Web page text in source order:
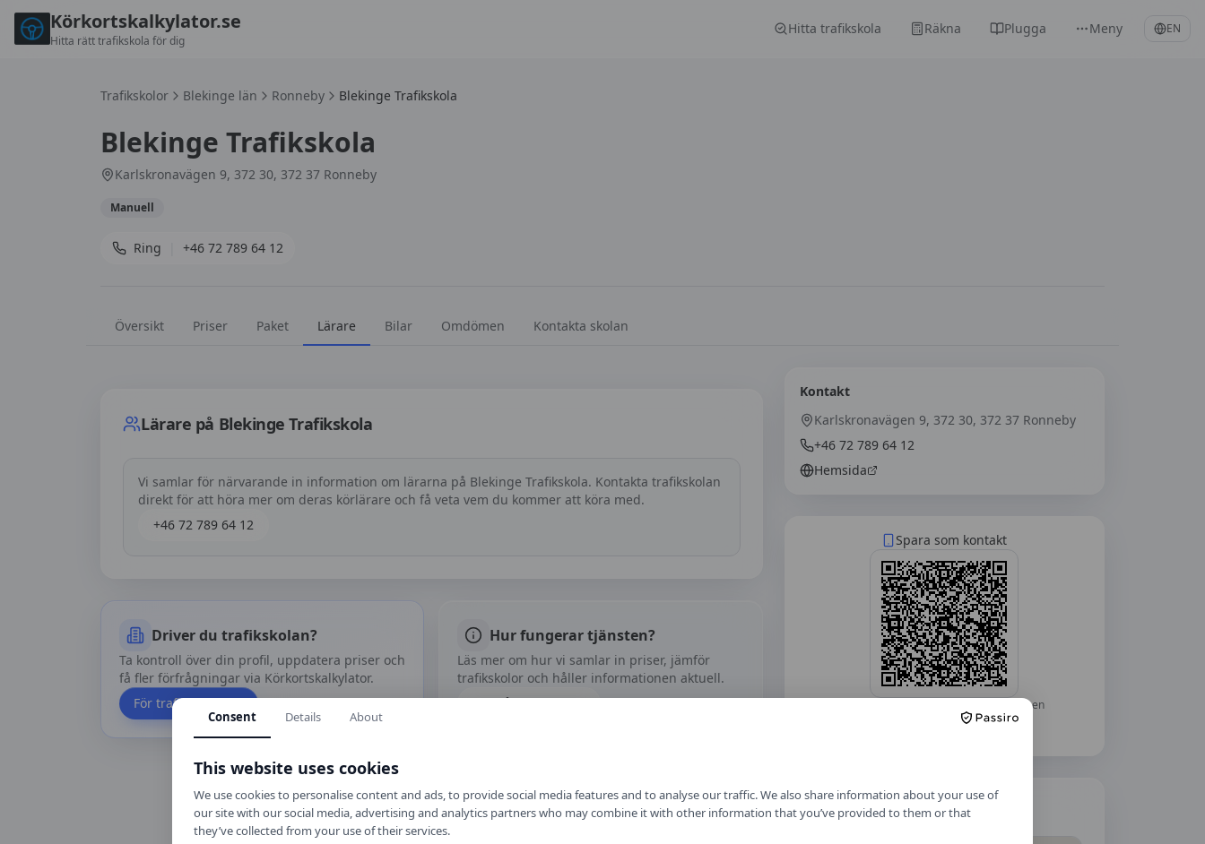
Körkortskalkylator.se
Hitta rätt trafikskola för dig
Hitta trafikskola Räkna Plugga Meny EN
Trafikskolor Blekinge län Ronneby Blekinge Trafikskola
Blekinge Trafikskola
Karlskronavägen 9, 372 30, 372 37 Ronneby
Manuell
Ring +46 72 789 64 12
Översikt Priser Paket Lärare Bilar Omdömen Kontakta skolan
Lärare på Blekinge Trafikskola
Vi samlar för närvarande in information om lärarna på Blekinge Trafikskola. Kontakta trafikskolan
direkt för att höra mer om deras körlärare och få veta vem du kommer att köra med.
+46 72 789 64 12
Driver du trafikskolan?
Ta kontroll över din profil, uppdatera priser och
få fler förfrågningar via Körkortskalkylator.
För trafikskolor
Hur fungerar tjänsten?
Läs mer om hur vi samlar in priser, jämför
trafikskolor och håller informationen aktuell.
Om vårt arbete
Kontakt
Karlskronavägen 9, 372 30, 372 37 Ronneby
+46 72 789 64 12
Hemsida
Spara som kontakt
Skanna med mobilkameran — telefonen
frågar om du vill lägga tillBlekinge
Hitta hit
Consent Details About
This website uses cookies
We use cookies to personalise content and ads, to provide social media features and to analyse our traffic. We also share information about your use of
our site with our social media, advertising and analytics partners who may combine it with other information that you’ve provided to them or that
they’ve collected from your use of their services.